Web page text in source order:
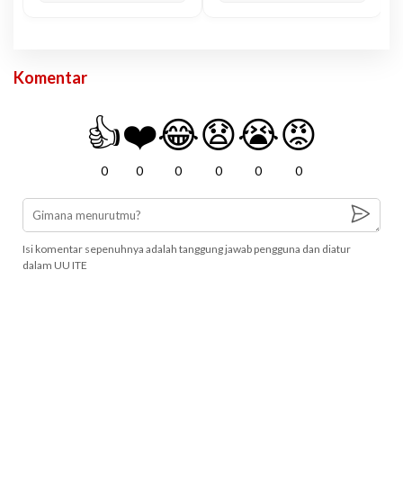
Komentar
👍
0
❤️
0
😂
0
😧
0
😭
0
😡
0
Isi komentar sepenuhnya adalah tanggung jawab pengguna dan diatur
dalam UU ITE